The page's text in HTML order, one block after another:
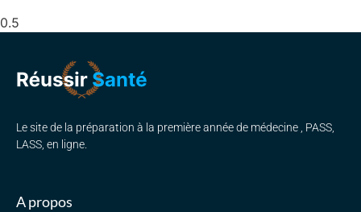
Le site de la préparation à la première année de médecine , PASS,
LASS, en ligne.
A propos